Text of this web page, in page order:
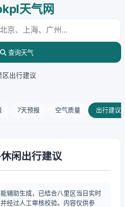
天气网
查询天气
区出行建议
7天预报 空气质量 出行建议
闲出行建议
辅助生成，已结合八里区当日实时
经过人工审核校验。内容仅供参